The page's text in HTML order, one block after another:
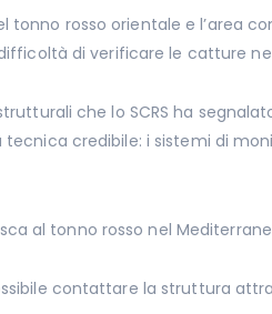
rosso orientale e l’area
di verificare le catture
che lo SCRS ha
credibile: i sistemi di
al tonno rosso nel
contattare la struttura